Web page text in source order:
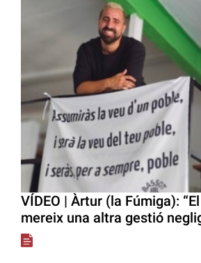
VÍDEO | Àrtur (la Fúmiga):
mereix una altra gestió